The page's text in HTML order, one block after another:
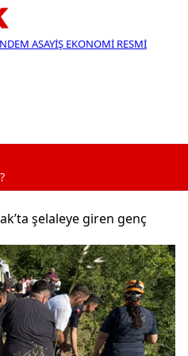
ASAYİŞ EKONOMİ RESMİ
şelaleye giren genç